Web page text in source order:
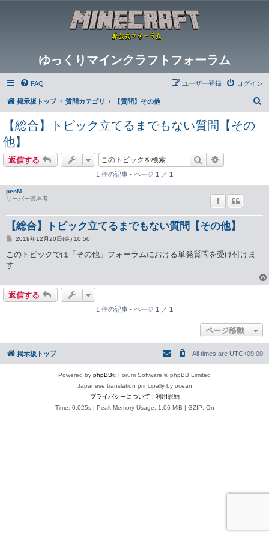
ゆっくりマインクラフトフォーラム
FAQ ログイン
ユーザー登録
掲示板トップ 質問カテゴリ 【質問】その他
【総合】トピック立てるまでもない質問【その
他】
返信する 検索
1 件の記事 • ページ 1 ／ 1
penM
サーバー管理者
【総合】トピック立てるまでもない質問【その他】
投
記
事
2019年12月20日(金) 10:50
このトピックでは「その他」フォーラムにおける単発質問を受け付けま
す
返信する
1 件の記事 • ページ 1 ／ 1
ページ移動
掲示板トップ All times are UTC+09:00
Powered by phpBB® Forum Software © phpBB Limited
Japanese translation principally by ocean
プライバシーについて | 利用規約
Time: 0.025s| Peak Memory Usage: 1.06 MiB | GZIP: On